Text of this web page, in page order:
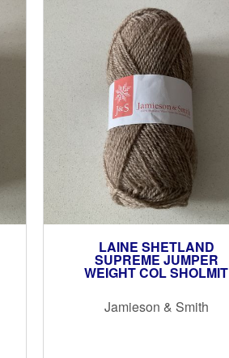
LAINE SHETLAND
SUPREME JUMPER
WEIGHT COL SHOLMIT
Jamieson & Smith